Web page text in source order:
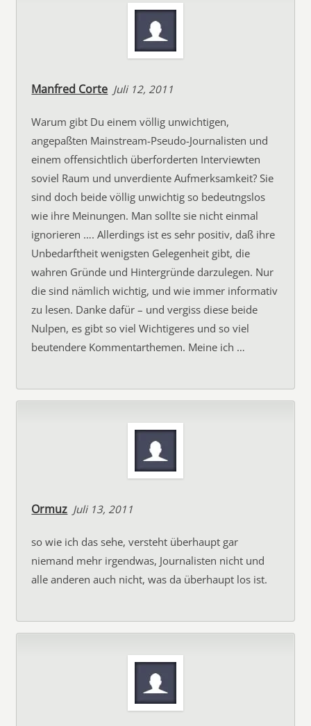
Manfred Corte Juli 12, 2011
Warum gibt Du einem völlig unwichtigen,
angepaßten Mainstream-Pseudo-Journalisten und
einem offensichtlich überforderten Interviewten
soviel Raum und unverdiente Aufmerksamkeit? Sie
sind doch beide völlig unwichtig so bedeutngslos
wie ihre Meinungen. Man sollte sie nicht einmal
ignorieren …. Allerdings ist es sehr positiv, daß ihre
Unbedarftheit wenigsten Gelegenheit gibt, die
wahren Gründe und Hintergründe darzulegen. Nur
die sind nämlich wichtig, und wie immer informativ
zu lesen. Danke dafür – und vergiss diese beide
Nulpen, es gibt so viel Wichtigeres und so viel
beutendere Kommentarthemen. Meine ich …
Ormuz Juli 13, 2011
so wie ich das sehe, versteht überhaupt gar
niemand mehr irgendwas, Journalisten nicht und
alle anderen auch nicht, was da überhaupt los ist.